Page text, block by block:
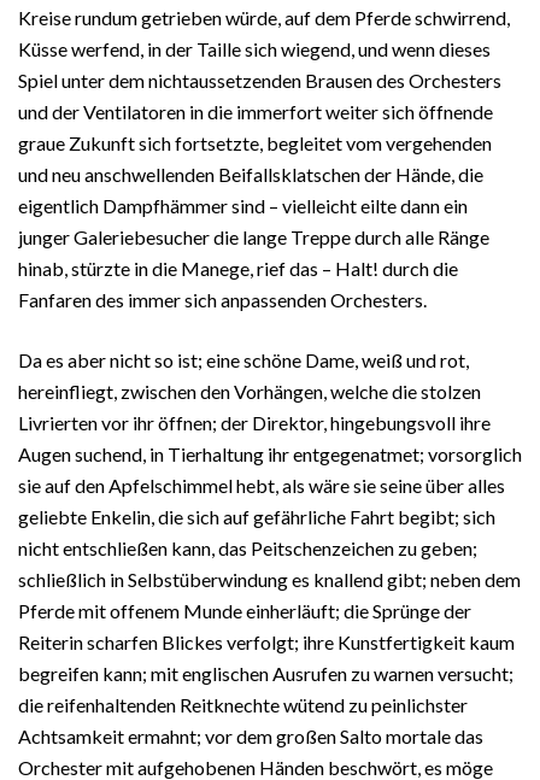
Kreise rundum getrieben würde, auf dem Pferde schwirrend,
Küsse werfend, in der Taille sich wiegend, und wenn dieses
Spiel unter dem nichtaussetzenden Brausen des Orchesters
und der Ventilatoren in die immerfort weiter sich öffnende
graue Zukunft sich fortsetzte, begleitet vom vergehenden
und neu anschwellenden Beifallsklatschen der Hände, die
eigentlich Dampfhämmer sind – vielleicht eilte dann ein
junger Galeriebesucher die lange Treppe durch alle Ränge
hinab, stürzte in die Manege, rief das – Halt! durch die
Fanfaren des immer sich anpassenden Orchesters.
Da es aber nicht so ist; eine schöne Dame, weiß und rot,
hereinfliegt, zwischen den Vorhängen, welche die stolzen
Livrierten vor ihr öffnen; der Direktor, hingebungsvoll ihre
Augen suchend, in Tierhaltung ihr entgegenatmet; vorsorglich
sie auf den Apfelschimmel hebt, als wäre sie seine über alles
geliebte Enkelin, die sich auf gefährliche Fahrt begibt; sich
nicht entschließen kann, das Peitschenzeichen zu geben;
schließlich in Selbstüberwindung es knallend gibt; neben dem
Pferde mit offenem Munde einherläuft; die Sprünge der
Reiterin scharfen Blickes verfolgt; ihre Kunstfertigkeit kaum
begreifen kann; mit englischen Ausrufen zu warnen versucht;
die reifenhaltenden Reitknechte wütend zu peinlichster
Achtsamkeit ermahnt; vor dem großen Salto mortale das
Orchester mit aufgehobenen Händen beschwört, es möge